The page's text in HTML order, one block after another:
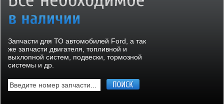
Запчасти для ТО автомобилей Ford, а так
же запчасти двигателя, топливной и
выхлопной систем, подвески, тормозной
системы и др.